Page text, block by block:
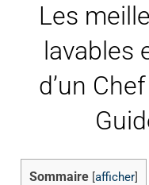
Les
lavables
d’un
Sommaire afficher]